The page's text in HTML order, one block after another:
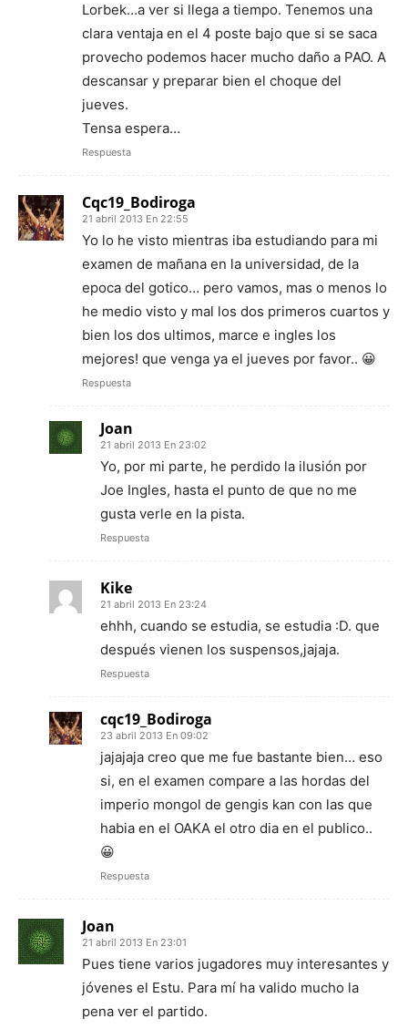
Lorbek…a ver si llega a tiempo. Tenemos una
clara ventaja en el 4 poste bajo que si se saca
provecho podemos hacer mucho daño a PAO. A
descansar y preparar bien el choque del
jueves.
Tensa espera…
Respuesta
Cqc19_Bodiroga
21 abril 2013 En 22:55
Yo lo he visto mientras iba estudiando para mi
examen de mañana en la universidad, de la
epoca del gotico… pero vamos, mas o menos lo
he medio visto y mal los dos primeros cuartos y
bien los dos ultimos, marce e ingles los
mejores! que venga ya el jueves por favor.. 😀
Respuesta
Joan
21 abril 2013 En 23:02
Yo, por mi parte, he perdido la ilusión por
Joe Ingles, hasta el punto de que no me
gusta verle en la pista.
Respuesta
Kike
21 abril 2013 En 23:24
ehhh, cuando se estudia, se estudia :D. que
después vienen los suspensos,jajaja.
Respuesta
cqc19_Bodiroga
23 abril 2013 En 09:02
jajajaja creo que me fue bastante bien… eso
si, en el examen compare a las hordas del
imperio mongol de gengis kan con las que
habia en el OAKA el otro dia en el publico..
😀
Respuesta
Joan
21 abril 2013 En 23:01
Pues tiene varios jugadores muy interesantes y
jóvenes el Estu. Para mí ha valido mucho la
pena ver el partido.